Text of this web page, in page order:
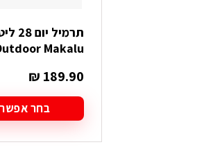
תרמיל
Makalu
₪ 189.90
בחר
למוצר